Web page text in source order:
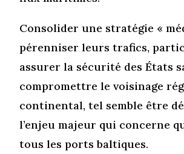
Consolider une stratégie «
pérenniser leurs trafics,
assurer la sécurité des États
compromettre le voisinage
continental, tel semble être
l’enjeu majeur qui concerne
tous les ports baltiques.